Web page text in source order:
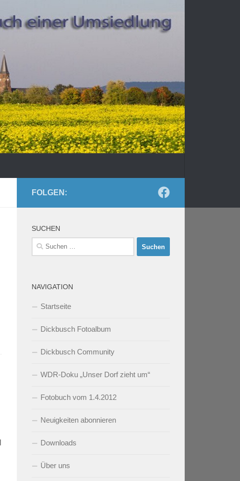
FOLGEN:
SUCHEN
Suchen
nach:
NAVIGATION
Startseite
Dickbusch Fotoalbum
Dickbusch Community
WDR-Doku „Unser Dorf zieht um“
Fotobuch vom 1.4.2012
Neuigkeiten abonnieren
Downloads
Über uns